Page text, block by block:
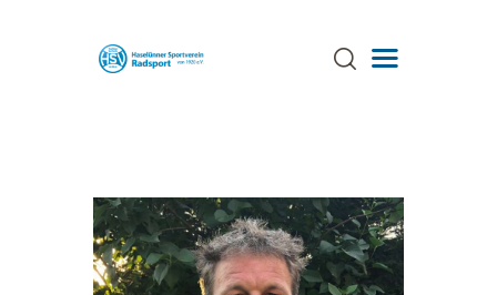
TRAINING
TERMINE
AKTUELLES